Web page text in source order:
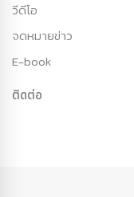
วีดีโอ
จดหมายข่าว
E-book
ติดต่อ